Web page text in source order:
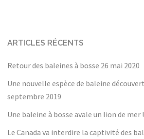
ARTICLES RÉCENTS
Retour des baleines à bosse 26 mai 2020
Une nouvelle espèce de baleine
septembre 2019
Une baleine à bosse avale un lion de mer !
Le Canada va interdire la captivité des